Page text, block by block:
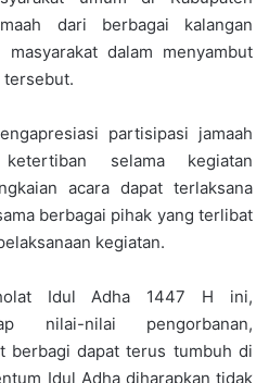
dari berbagai kalangan
dalam menyambut
tersebut.
partisipasi jamaah
selama kegiatan
acara dapat terlaksana
berbagai pihak yang terlibat
kegiatan.
Idul Adha 1447 H ini,
nilai-nilai pengorbanan,
berbagi dapat terus tumbuh di
Idul Adha diharapkan tidak